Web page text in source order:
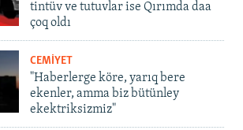
tintüv ve tutuvlar ise Qırımda daa
çoq oldı
CEMİYET
"Haberlerge köre, yarıq bere
ekenler, amma biz bütünley
ekektriksizmiz"